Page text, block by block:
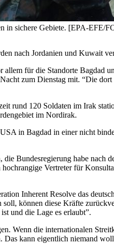
in sichere Gebiete. [EPA-
nach Jordanien und Kuwait
für die Standorte Bagdad
zum Dienstag mit. “Die
rund 120 Soldaten im Irak
im Nordirak.
in Bagdad in einer nicht
Bundesregierung habe nach
Vertreter für
Inherent Resolve das
können diese Kräfte
und die Lage es erlaubt”.
Wenn die internationalen
Das kann eigentlich niemand